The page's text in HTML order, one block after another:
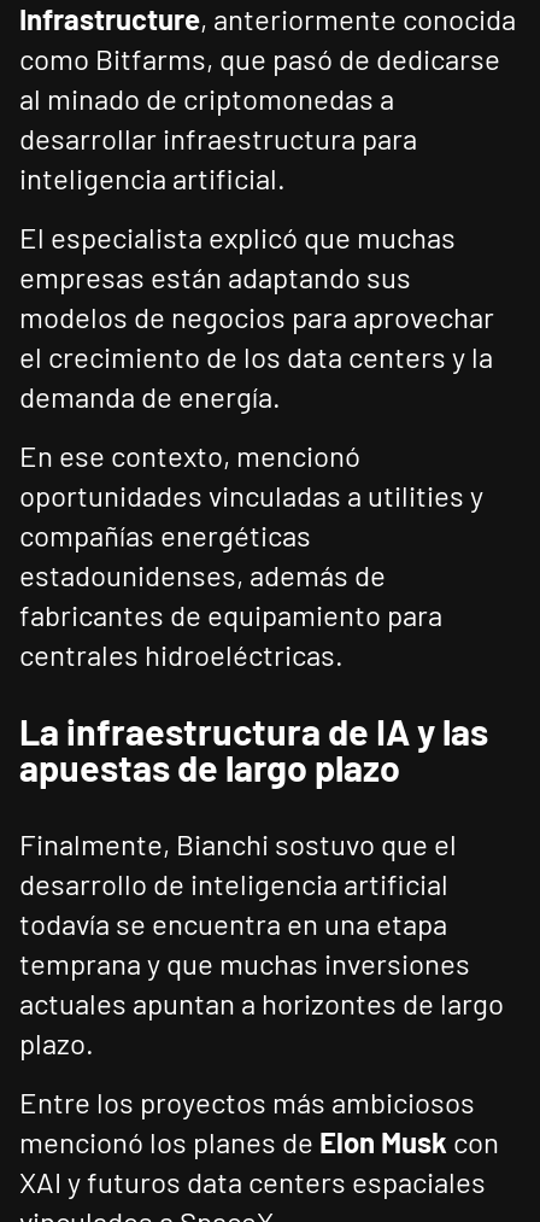
Infrastructure, anteriormente conocida
como Bitfarms, que pasó de dedicarse
al minado de criptomonedas a
desarrollar infraestructura para
inteligencia artificial.
El especialista explicó que muchas
empresas están adaptando sus
modelos de negocios para aprovechar
el crecimiento de los data centers y la
demanda de energía.
En ese contexto, mencionó
oportunidades vinculadas a utilities y
compañías energéticas
estadounidenses, además de
fabricantes de equipamiento para
centrales hidroeléctricas.
La infraestructura de IA y las
apuestas de largo plazo
Finalmente, Bianchi sostuvo que el
desarrollo de inteligencia artificial
todavía se encuentra en una etapa
temprana y que muchas inversiones
actuales apuntan a horizontes de largo
plazo.
Entre los proyectos más ambiciosos
mencionó los planes de Elon Musk con
XAI y futuros data centers espaciales